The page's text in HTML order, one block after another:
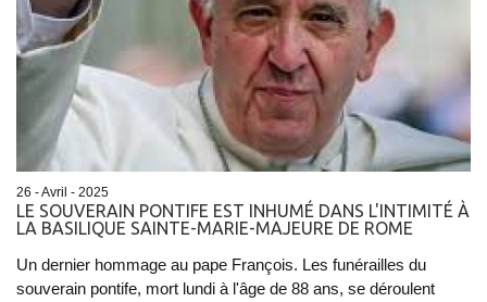
26 - Avril - 2025
LE SOUVERAIN PONTIFE EST INHUMÉ DANS L'INTIMITÉ À
LA BASILIQUE SAINTE-MARIE-MAJEURE DE ROME
Un dernier hommage au pape François. Les funérailles du
souverain pontife, mort lundi à l'âge de 88 ans, se déroulent